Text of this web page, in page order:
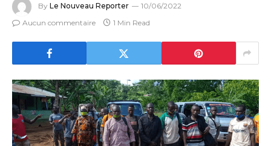
By Le Nouveau Reporter
10/06/2022
Aucun commentaire
1 Min Read